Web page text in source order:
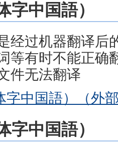
字中国語）
经过机器翻译后
等有时不能正确
件无法翻译
字中国語）（外
字中国語）